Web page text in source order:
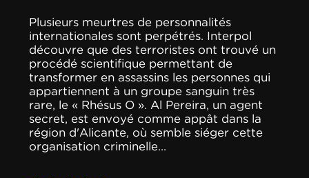
Plusieurs meurtres de personnalités
internationales sont perpétrés. Interpol
découvre que des terroristes ont trouvé un
procédé scientifique permettant de
transformer en assassins les personnes qui
appartiennent à un groupe sanguin très
rare, le « Rhésus O ». Al Pereira, un agent
secret, est envoyé comme appât dans la
région d'Alicante, où semble siéger cette
organisation criminelle...